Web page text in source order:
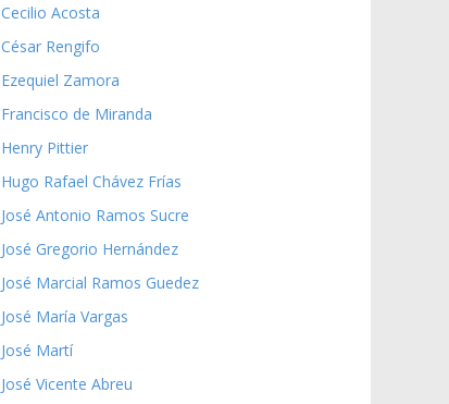
Cecilio Acosta
César Rengifo
Ezequiel Zamora
Francisco de Miranda
Henry Pittier
Hugo Rafael Chávez Frías
José Antonio Ramos Sucre
José Gregorio Hernández
José Marcial Ramos Guedez
José María Vargas
José Martí
José Vicente Abreu